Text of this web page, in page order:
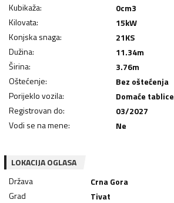
Kubikaža: 0cm3
Kilovata: 15kW
Konjska snaga: 21KS
Dužina: 11.34m
Širina: 3.76m
Oštećenje:
Bez oštećenja
Porijeklo vozila:
Domaće tablice
Registrovan do:
03/2027
Vodi se na mene: Ne
LOKACIJA OGLASA
Država
Crna Gora
Grad
Tivat